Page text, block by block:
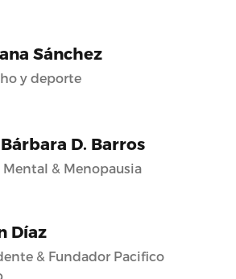
Sánchez
y deporte
D. Barros
Mental & Menopausia
Díaz
& Fundador Pacifico